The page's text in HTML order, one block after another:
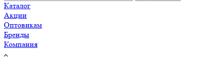
Каталог
Акции
Оптовикам
Бренды
Компания